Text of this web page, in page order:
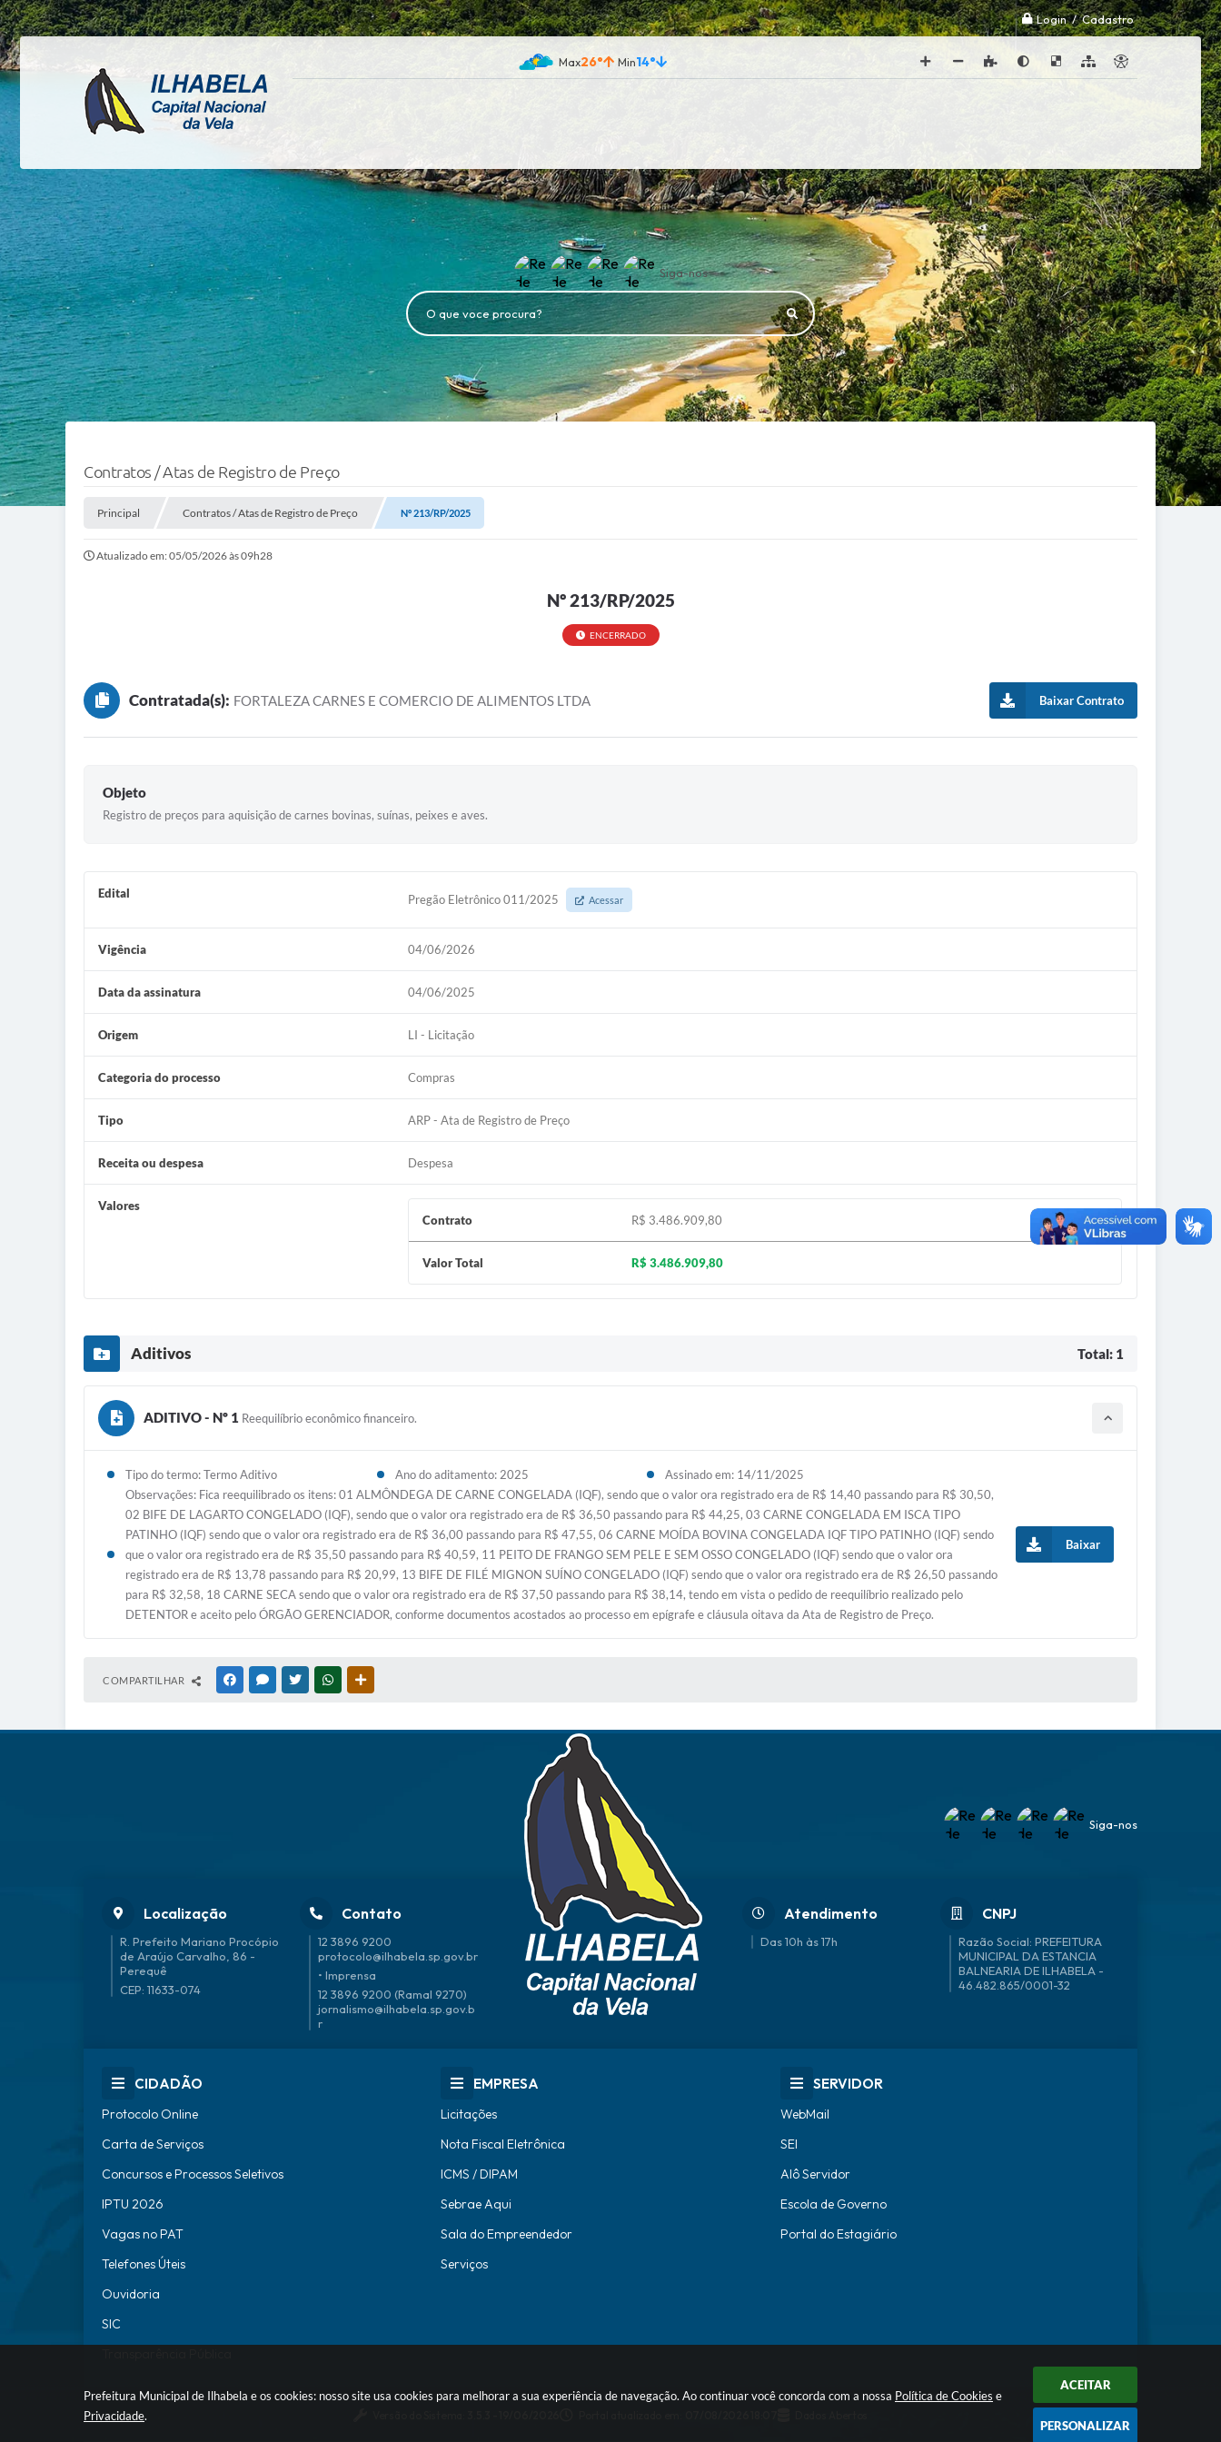
Prefeitura Municipal de Ilhabela e os cookies: nosso site usa cookies para melhorar a sua experiência de navegação. Ao continuar você concorda com a nossa Política de Cookies e
Privacidade.
ACEITAR
PERSONALIZAR
Login / Cadastro
26° 14°
Siga-nos
O que voce procura?
Contratos / Atas de Registro de Preço
Principal Contratos / Atas de Registro de Preço Nº 213/RP/2025
Atualizado em: 05/05/2026 às 09h28
Nº 213/RP/2025
ENCERRADO
Contratada(s): FORTALEZA CARNES E COMERCIO DE ALIMENTOS LTDA Baixar Contrato
Objeto
Registro de preços para aquisição de carnes bovinas, suínas, peixes e aves.
Edital Pregão Eletrônico 011/2025 Acessar
Vigência 04/06/2026
Data da assinatura 04/06/2025
Origem LI - Licitação
Categoria do processo Compras
Tipo ARP - Ata de Registro de Preço
Receita ou despesa Despesa
Valores
Contrato
R$ 3.486.909,80
Valor Total R$ 3.486.909,80
Aditivos Total: 1
ADITIVO - Nº 1 Reequilíbrio econômico financeiro.
Tipo do termo: Termo Aditivo Ano do aditamento: 2025
Assinado em: 14/11/2025
Observações: Fica reequilibrado os itens: 01 ALMÔNDEGA DE CARNE CONGELADA (IQF), sendo que o valor ora registrado era de R$ 14,40 passando para R$ 30,50,
02 BIFE DE LAGARTO CONGELADO (IQF), sendo que o valor ora registrado era de R$ 36,50 passando para R$ 44,25, 03 CARNE CONGELADA EM ISCA TIPO
PATINHO (IQF) sendo que o valor ora registrado era de R$ 36,00 passando para R$ 47,55, 06 CARNE MOÍDA BOVINA CONGELADA IQF TIPO PATINHO (IQF) sendo
que o valor ora registrado era de R$ 35,50 passando para R$ 40,59, 11 PEITO DE FRANGO SEM PELE E SEM OSSO CONGELADO (IQF) sendo que o valor ora
registrado era de R$ 13,78 passando para R$ 20,99, 13 BIFE DE FILÉ MIGNON SUÍNO CONGELADO (IQF) sendo que o valor ora registrado era de R$ 26,50 passando
para R$ 32,58, 18 CARNE SECA sendo que o valor ora registrado era de R$ 37,50 passando para R$ 38,14, tendo em vista o pedido de reequilíbrio realizado pelo
DETENTOR e aceito pelo ÓRGÃO GERENCIADOR, conforme documentos acostados ao processo em epígrafe e cláusula oitava da Ata de Registro de Preço.
Baixar
COMPARTILHAR FACEBOOKMESSENGER
TWITTERWHATSAPP
Localização
R. Prefeito Mariano Procópio
de Araújo Carvalho, 86 -
Perequê
CEP: 11633-074
Contato
12 3896 9200
protocolo@ilhabela.sp.gov.br
• Imprensa
12 3896 9200 (Ramal 9270)
jornalismo@ilhabela.sp.gov.b
r
Atendimento
Das 10h às 17h
CNPJ
46.482.865/0001-32
Siga-nos
CIDADÃO
Protocolo Online
Carta de Serviços
Concursos e Processos Seletivos
IPTU 2026
Vagas no PAT
Telefones Úteis
Ouvidoria
SIC
EMPRESA
Licitações
Nota Fiscal Eletrônica
ICMS / DIPAM
Sebrae Aqui
Sala do Empreendedor
Serviços
SERVIDOR
WebMail
SEI
Alô Servidor
Escola de Governo
Portal do Estagiário